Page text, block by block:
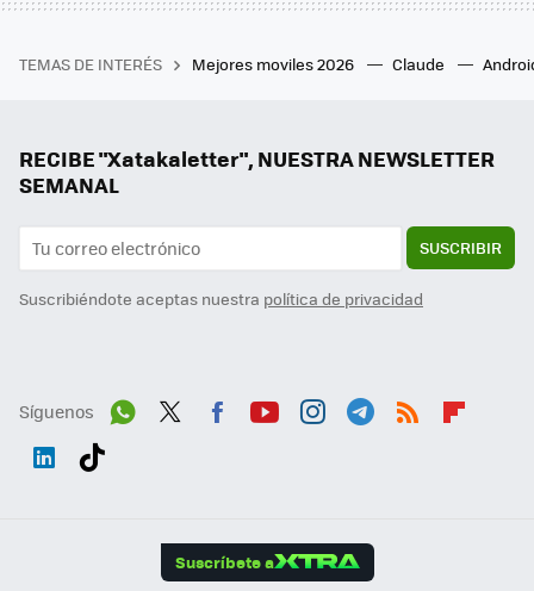
TEMAS DE INTERÉS Mejores moviles 2026 Claude
RECIBE "Xatakaletter", NUESTRA NEWSLETTER
SEMANAL
SUSCRIBIR
Suscribiéndote aceptas nuestra política de privacidad
Síguenos
Suscríbete a